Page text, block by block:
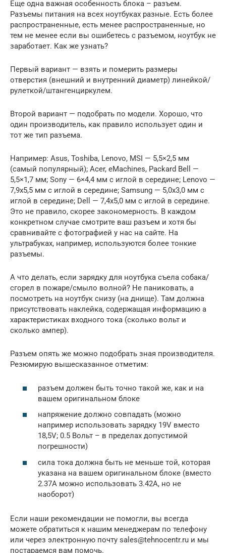
Еще одна важная особенность блока – разъем.
Разъемы питания на всех ноутбуках разные. Есть более
распространенные, есть менее распространенные, но
тем не менее если вы ошибетесь с разъемом, ноутбук не
заработает. Как же узнать?
Первый вариант — взять и померить размеры
отверстия (внешний и внутренний диаметр) линейкой/
рулеткой/штангенциркулем.
Второй вариант — подобрать по модели. Хорошо, что
один производитель, как правило использует один и
тот же тип разъема.
Например: Asus, Toshiba, Lenovo, MSI — 5,5×2,5 мм
(самый популярный); Acer, eMachines, Packard Bell —
5,5×1,7 мм; Sony — 6×4,4 мм с иглой в середине; Lenovo —
7,9х5,5 мм с иглой в середине; Samsung — 5,0х3,0 мм с
иглой в середине; Dell — 7,4х5,0 мм с иглой в середине.
Это не правило, скорее закономерность. В каждом
конкретном случае смотрите ваш разъем и хотя бы
сравнивайте с фотографией у нас на сайте. На
ультрабуках, например, используются более тонкие
разъемы.
А что делать, если зарядку для ноутбука съела собака/
сгорел в пожаре/смыло волной? Не паниковать, а
посмотреть на ноутбук снизу (на днище). Там должна
присутствовать наклейка, содержащая информацию а
характеристиках входного тока (сколько вольт и
сколько ампер).
Разъем опять же можно подобрать зная производителя.
Резюмирую вышесказанное отметим:
разъем должен быть точно такой же, как и на
вашем оригинальном блоке
напряжение должно совпадать (можно
например использовать зарядку 19V вместо
18,5V; 0.5 Вольт – в пределах допустимой
погрешности)
сила тока должна быть не меньше той, которая
указана на вашем оригинальном блоке (вместо
2.37А можно использовать 3.42А, но не
наоборот)
Если наши рекомендации не помогли, вы всегда
можете обратиться к нашим менеджерам по телефону
или через электронную почту sales@tehnocentr.ru и мы
постараемся вам помочь.